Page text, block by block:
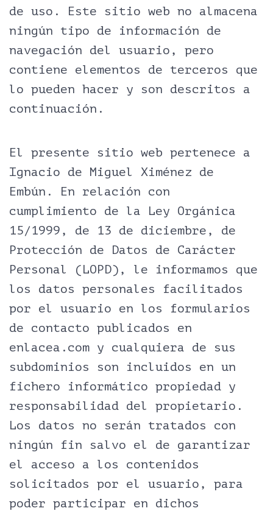
de uso. Este sitio web no almacena
ningún tipo de información de
navegación del usuario, pero
contiene elementos de terceros que
lo pueden hacer y son descritos a
continuación.
El presente sitio web pertenece a
Ignacio de Miguel Ximénez de
Embún. En relación con
cumplimiento de la Ley Orgánica
15/1999, de 13 de diciembre, de
Protección de Datos de Carácter
Personal (LOPD), le informamos que
los datos personales facilitados
por el usuario en los formularios
de contacto publicados en
enlacea.com y cualquiera de sus
subdominios son incluidos en un
fichero informático propiedad y
responsabilidad del propietario.
Los datos no serán tratados con
ningún fin salvo el de garantizar
el acceso a los contenidos
solicitados por el usuario, para
poder participar en dichos